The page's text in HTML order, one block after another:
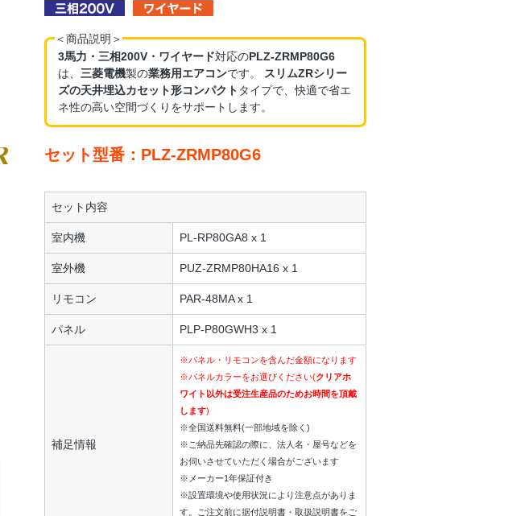
＜商品説明＞
3馬力・三相200V・ワイヤード対応のPLZ-ZRMP80G6
は、 三菱電機製の業務用エアコンです。
スリムZRシリー
ズの天井埋込カセット形コンパクト タイプで、快適で省エ
ネ性の高い空間づくりをサポートします。
セット型番：PLZ-ZRMP80G6
セット内容
室内機 PL-RP80GA8 x 1
室外機 PUZ-ZRMP80HA16 x 1
リモコン PAR-48MA x 1
パネル PLP-P80GWH3 x 1
補足情報
※パネル・リモコンを含んだ金額になります
※パネルカラーをお選びください(クリアホ
ワイト以外は受注生産品のためお時間を頂戴
します)
※全国送料無料(一部地域を除く)
※ご納品先確認の際に、法人名・屋号などを
お伺いさせていただく場合がございます
※メーカー1年保証付き
※設置環境や使用状況により注意点がありま
す。ご注文前に据付説明書・取扱説明書をご